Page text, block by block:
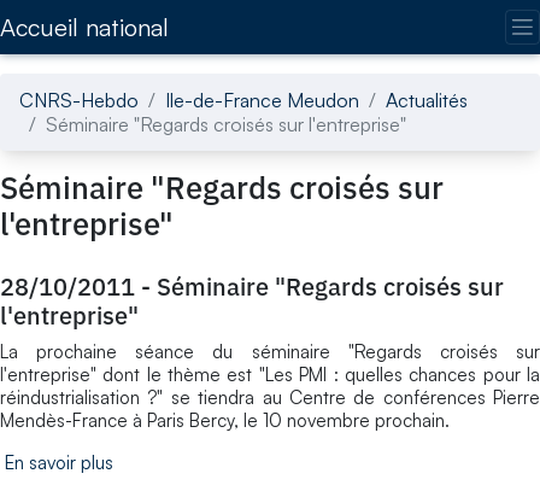
Accueil national
CNRS-Hebdo Ile-de-France Meudon
Actualités
Séminaire "Regards croisés sur l'entreprise"
Séminaire "Regards croisés sur
l'entreprise"
28/10/2011 - Séminaire "Regards croisés sur
l'entreprise"
La prochaine séance du séminaire "Regards croisés sur
l'entreprise" dont le thème est "Les PMI : quelles chances pour la
réindustrialisation ?" se tiendra au Centre de conférences Pierre
Mendès-France à Paris Bercy, le 10 novembre prochain.
En savoir plus